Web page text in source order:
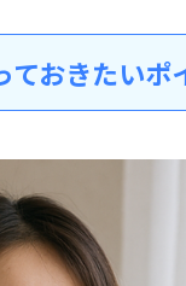
おきたいポ